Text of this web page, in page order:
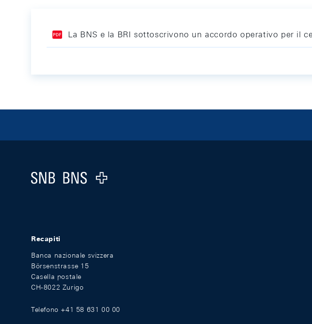
La BNS e la BRI sottoscrivono un accordo operativo per il
Logo
Recapiti
Banca nazionale svizzera
Börsenstrasse 15
Casella postale
CH-8022 Zurigo
Telefono +41 58 631 00 00